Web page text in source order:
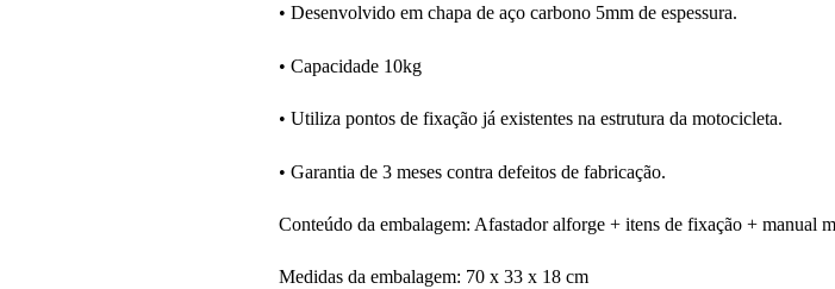
• Desenvolvido em chapa de aço carbono 5mm de espessura.
• Capacidade 10kg
• Utiliza pontos de fixação já existentes na estrutura da motocicleta.
• Garantia de 3 meses contra defeitos de fabricação.
Conteúdo da embalagem: Afastador alforge + itens de fixação + manual
Medidas da embalagem: 70 x 33 x 18 cm